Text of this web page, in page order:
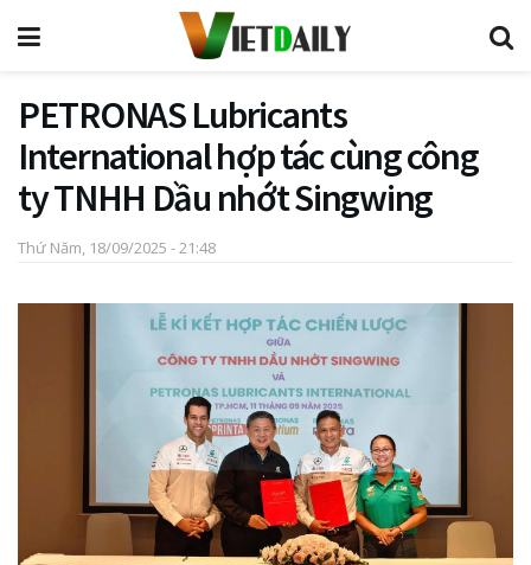
PETRONAS Lubricants
International hợp tác cùng công
ty TNHH Dầu nhớt Singwing
Thứ Năm, 18/09/2025 - 21:48